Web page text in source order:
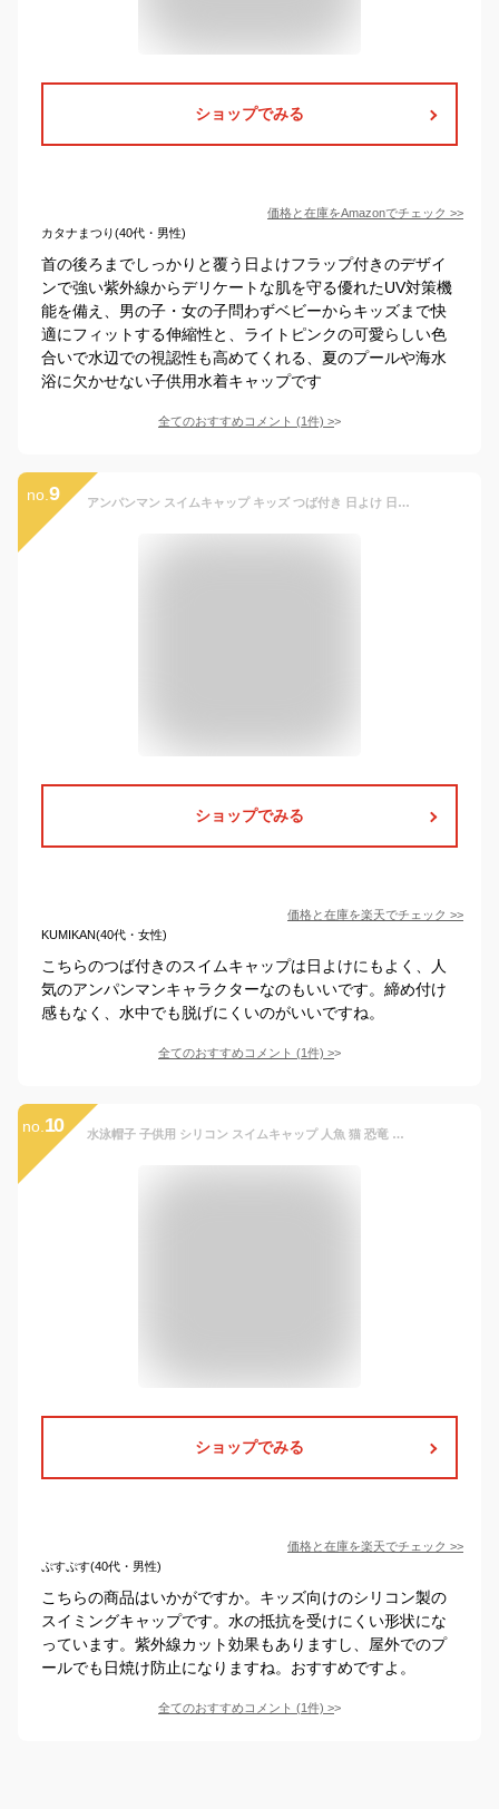
ショップでみる
価格と在庫をAmazonでチェック >>
カタナまつり(40代・男性)
首の後ろまでしっかりと覆う日よけフラップ付きのデザイ
ンで強い紫外線からデリケートな肌を守る優れたUV対策機
能を備え、男の子・女の子問わずベビーからキッズまで快
適にフィットする伸縮性と、ライトピンクの可愛らしい色
合いで水辺での視認性も高めてくれる、夏のプールや海水
浴に欠かせない子供用水着キャップです
全てのおすすめコメント (1件) >
no. 9 アンパンマン スイムキャップ キッズ つば付き 日よけ 日除け 男の子 女の子 子ども UVカット 頭囲約46〜48cm 頭囲約48〜50cm ばいきんまん ドキンちゃん コキンちゃん だだんだん プール スイミング 川 アウトドア キャンプ 保育園 幼稚園 キャラクター 夏 //メール便発送可
ショップでみる
価格と在庫を楽天でチェック >>
KUMIKAN(40代・女性)
こちらのつば付きのスイムキャップは日よけにもよく、人
気のアンパンマンキャラクターなのもいいです。締め付け
感もなく、水中でも脱げにくいのがいいですね。
全てのおすすめコメント (1件) >
no. 10 水泳帽子 子供用 シリコン スイムキャップ 人魚 猫 恐竜 ユニコーン ワニ 水泳帽 男の子 女の子 男女兼用 キッズ 幼児用 ベビー プール スミング 海水浴 レジャー 夏 水遊び 水泳 スイミングキャップ プールキャップ UV対策 帽子
ショップでみる
価格と在庫を楽天でチェック >>
ぷすぷす(40代・男性)
こちらの商品はいかがですか。キッズ向けのシリコン製の
スイミングキャップです。水の抵抗を受けにくい形状にな
っています。紫外線カット効果もありますし、屋外でのプ
ールでも日焼け防止になりますね。おすすめですよ。
全てのおすすめコメント (1件) >